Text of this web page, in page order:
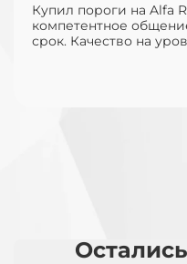
Купил пороги на Alfa
компетентное
срок. Качество на